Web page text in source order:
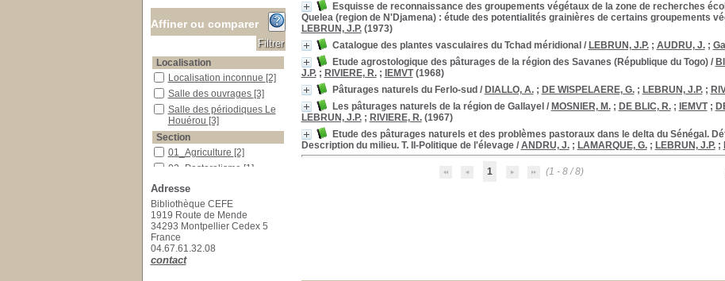
Esquisse de reconnaissance des groupements végétaux de la zone de recherches
Quelea (region de N'Djamena) : étude des potentialités grainières de certains groupements
LEBRUN, J.P.(1973)
Catalogue des plantes vasculaires du Tchad méridional / LEBRUN, J.P.; AUDRU, J.;
Etude agrostologique des pâturages de la région des Savanes (République du Togo)/
J.P.; RIVIERE, R.; IEMVT(1968)
Pâturages naturels du Ferlo-sud / DIALLO, A.; DE WISPELAERE, G.; LEBRUN, J.P.;
Les pâturages naturels de la région de Gallayel / MOSNIER, M.; DE BLIC, R.; IEMVT;
LEBRUN, J.P.; RIVIERE, R.(1967)
Etude des pâturages naturels et des problèmes pastoraux dans le delta du Sénégal.
Description du milieu. T. II-Politique de l'élevage/ ANDRU, J.; LAMARQUE, G.; LEBRUN, J.P.;
1 (1 - 8 / 8)
Affiner ou comparer
Localisation
Localisation inconnue
Localisation inconnue [2]
Salle des ouvrages
Salle des ouvrages [3]
Salle des périodiques Le Houérou
Salle des périodiques Le
Houérou [3]
Section
01_Agriculture
01_Agriculture [2]
02_Pastoralisme
02_Pastoralisme [1]
03_Botanique
03_Botanique
31_A traiter
31_A traiter[2]
Adresse
Bibliothèque CEFE
1919 Route de Mende
34293 Montpellier Cedex 5
France
04.67.61.32.08
contact